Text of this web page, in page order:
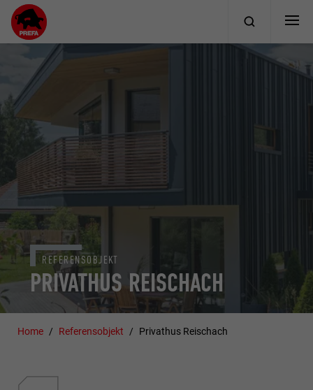
PRIVATHUS REISCHACH
REFERENSOBJEKT
Home Referensobjekt Privathus Reischach